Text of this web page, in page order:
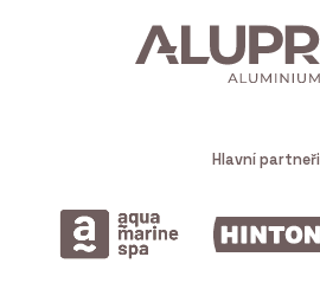
Hlavní partneři